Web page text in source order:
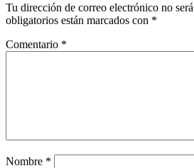
Tu dirección de correo electrónico no
obligatorios están marcados con *
Comentario *
Nombre *